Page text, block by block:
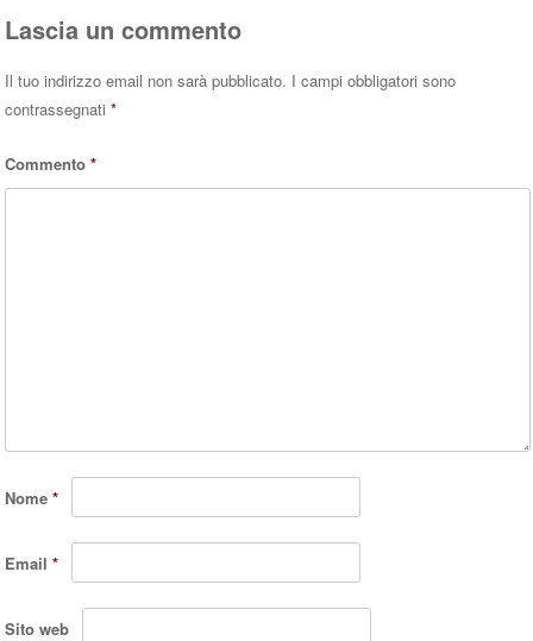
Lascia un commento
Il tuo indirizzo email non sarà pubblicato. I campi obbligatori sono
contrassegnati*
Commento*
Nome*
Email*
Sito web